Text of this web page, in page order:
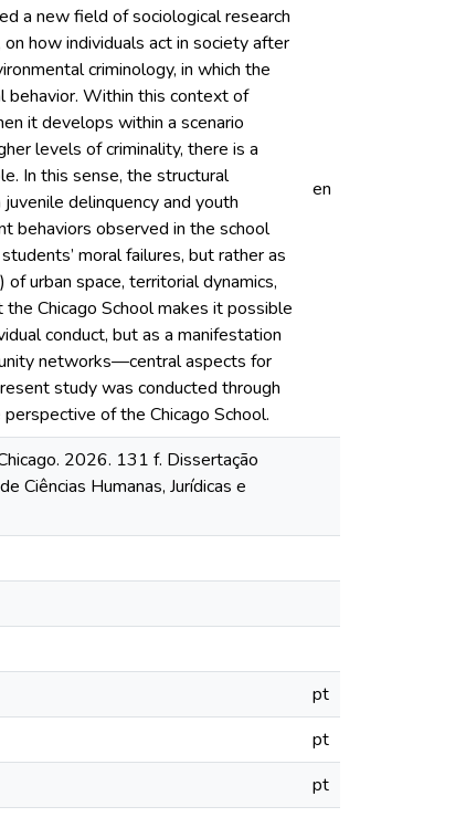
a new field of sociological research
how individuals act in society after
criminology, in which the
behavior. Within this context of
it develops within a scenario
levels of criminality, there is a
In this sense, the structural
delinquency and youth
behaviors observed in the school
moral failures, but rather as
urban space, territorial dynamics,
Chicago School makes it possible
conduct, but as a manifestation
networks—central aspects for
study was conducted through
of the Chicago School.
en
2026. 131 f. Dissertação
Ciências Humanas, Jurídicas e
pt
pt
pt